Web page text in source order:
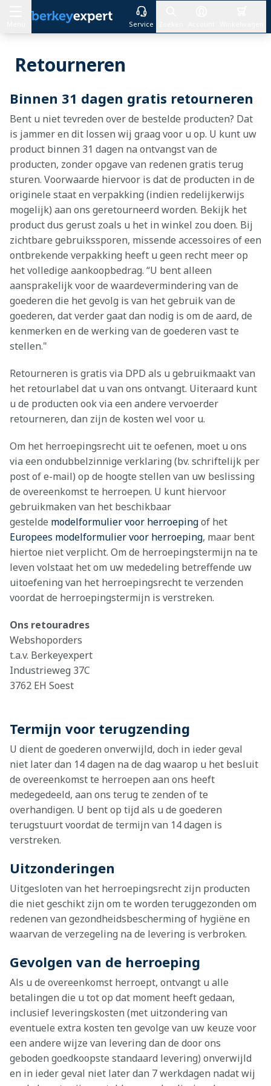
Service
Retourneren
Binnen 31 dagen gratis retourneren
Bent u niet tevreden over de bestelde producten? Dat
is jammer en dit lossen wij graag voor u op. U kunt uw
product binnen 31 dagen na ontvangst van de
producten, zonder opgave van redenen gratis terug
sturen. Voorwaarde hiervoor is dat de producten in de
originele staat en verpakking (indien redelijkerwijs
mogelijk) aan ons geretourneerd worden. Bekijk het
product dus gerust zoals u het in winkel zou doen. Bij
zichtbare gebruikssporen, missende accessoires of een
ontbrekende verpakking heeft u geen recht meer op
het volledige aankoopbedrag. “U bent alleen
aansprakelijk voor de waardevermindering van de
goederen die het gevolg is van het gebruik van de
goederen, dat verder gaat dan nodig is om de aard, de
kenmerken en de werking van de goederen vast te
stellen."
Retourneren is gratis via DPD als u gebruikmaakt van
het retourlabel dat u van ons ontvangt. Uiteraard kunt
u de producten ook via een andere vervoerder
retourneren, dan zijn de kosten wel voor u.
Om het herroepingsrecht uit te oefenen, moet u ons
via een ondubbelzinnige verklaring (bv. schriftelijk per
post of e-mail) op de hoogte stellen van uw beslissing
de overeenkomst te herroepen. U kunt hiervoor
gebruikmaken van het beschikbaar
gestelde modelformulier voor herroepingof het
Europees modelformulier voor herroeping, maar bent
hiertoe niet verplicht. Om de herroepingstermijn na te
leven volstaat het om uw mededeling betreffende uw
uitoefening van het herroepingsrecht te verzenden
voordat de herroepingstermijn is verstreken.
Ons retouradres
Webshoporders
t.a.v. Berkeyexpert
Industrieweg 37C
3762 EH Soest
Termijn voor terugzending
U dient de goederen onverwijld, doch in ieder geval
niet later dan 14 dagen na de dag waarop u het besluit
de overeenkomst te herroepen aan ons heeft
medegedeeld, aan ons terug te zenden of te
overhandigen. U bent op tijd als u de goederen
terugstuurt voordat de termijn van 14 dagen is
verstreken.
Uitzonderingen
Uitgesloten van het herroepingsrecht zijn producten
die niet geschikt zijn om te worden teruggezonden om
redenen van gezondheidsbescherming of hygiëne en
waarvan de verzegeling na de levering is verbroken.
Gevolgen van de herroeping
Als u de overeenkomst herroept, ontvangt u alle
betalingen die u tot op dat moment heeft gedaan,
inclusief leveringskosten (met uitzondering van
eventuele extra kosten ten gevolge van uw keuze voor
een andere wijze van levering dan de door ons
geboden goedkoopste standaard levering) onverwijld
en in ieder geval niet later dan 7 werkdagen nadat wij